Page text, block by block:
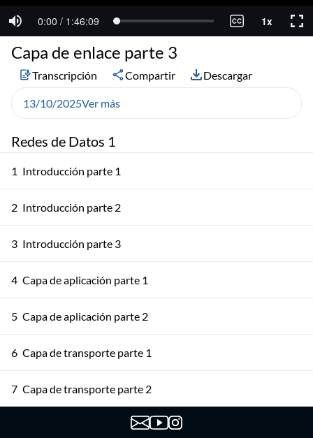
Redes de Datos 1
1 Introducción parte 1
2 Introducción parte 2
3 Introducción parte 3
4 Capa de aplicación parte 1
5 Capa de aplicación parte 2
6 Capa de transporte parte 1
7 Capa de transporte parte 2
Capa de transporte parte 3
Capa de enlace parte 3
Transcripción Compartir Descargar
13/10/2025Ver más